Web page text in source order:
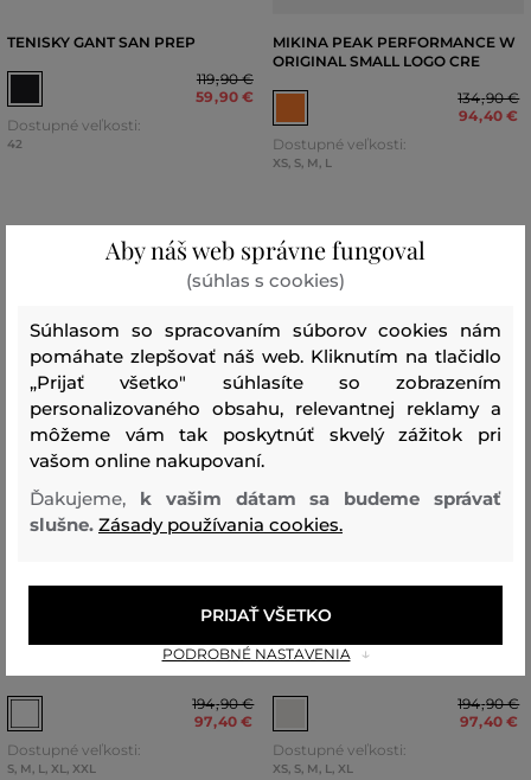
TENISKY GANT SAN PREP
119,90 €
59,90 €
Dostupné veľkosti:
42
MIKINA PEAK PERFORMANCE W
ORIGINAL SMALL LOGO CRE
134,90 €
94,40 €
Dostupné veľkosti:
XS, S, M, L
TRIČKO DIESEL PR-T-NORM-
194,90 €
97,40 €
Dostupné veľkosti:
S, M, L, XL, XXL
TRIČKO DIESEL PR-T-NORM-
TOM25 T-SHIRT
194,90 €
97,40 €
Dostupné veľkosti:
XS, S, M, L, XL
Aby náš web správne fungoval
(súhlas s cookies)
Súhlasom so spracovaním súborov cookies nám
pomáhate zlepšovať náš web. Kliknutím na tlačidlo
„Prijať všetko" súhlasíte so zobrazením
personalizovaného obsahu, relevantnej reklamy a
môžeme vám tak poskytnúť skvelý zážitok pri
vašom online nakupovaní.
Ďakujeme, k vašim dátam sa budeme správať
slušne. Zásady používania cookies.
PODROBNÉ NASTAVENIA
PRIJAŤ VŠETKO